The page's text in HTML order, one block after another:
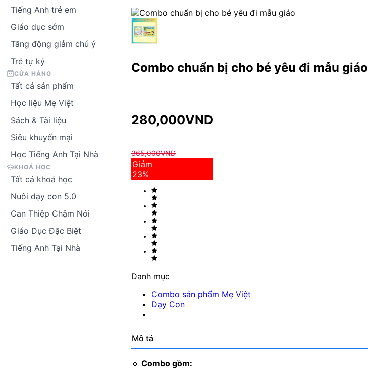
Tiếng Anh trẻ em
Giáo dục sớm
Tăng động giảm chú ý
Trẻ tự kỷ
CỬA HÀNG
Tất cả sản phẩm
Học liệu Mẹ Việt
Sách & Tài liệu
Siêu khuyến mại
Học Tiếng Anh Tại Nhà
KHOÁ HỌC
Tất cả khoá học
Nuôi dạy con 5.0
Can Thiệp Chậm Nói
Giáo Dục Đặc Biệt
Tiếng Anh Tại Nhà
Combo chuẩn bị cho bé yêu đi mẫu giáo
280,000VND
365,000VND
Giảm
23%
Danh mục
Combo sản phẩm Mẹ Việt
Dạy Con
Mô tả
🔹 Combo gồm: